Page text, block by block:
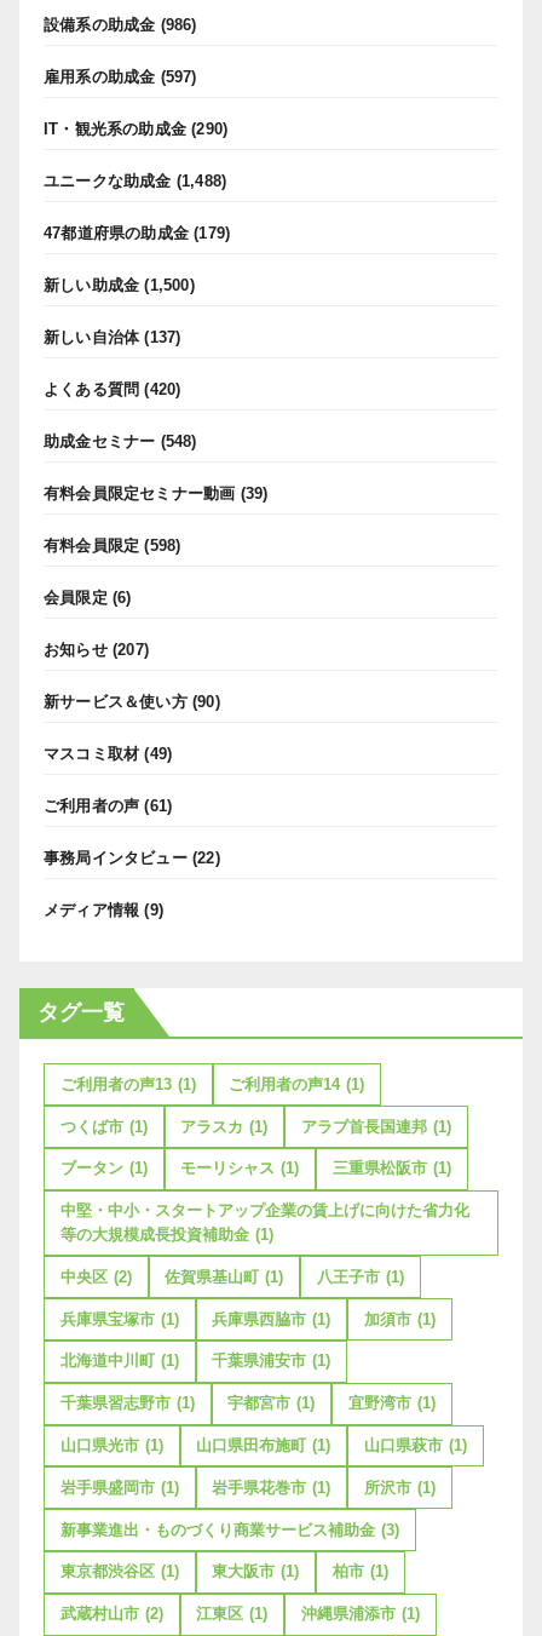
設備系の助成金 (986)
雇用系の助成金 (597)
IT・観光系の助成金 (290)
ユニークな助成金 (1,488)
47都道府県の助成金 (179)
新しい助成金 (1,500)
新しい自治体(137)
よくある質問 (420)
助成金セミナー (548)
有料会員限定セミナー動画 (39)
有料会員限定 (598)
会員限定 (6)
お知らせ(207)
新サービス＆使い方(90)
マスコミ取材 (49)
ご利用者の声 (61)
事務局インタビュー(22)
メディア情報 (9)
タグ一覧
ご利用者の声13 (1) ご利用者の声14 (1)
つくば市 (1) アラスカ (1) アラブ首長国連邦 (1)
ブータン (1) モーリシャス (1) 三重県松阪市 (1)
中堅・中小・スタートアップ企業の賃上げに向けた省力化
等の大規模成長投資補助金 (1)
中央区 (2) 佐賀県基山町 (1) 八王子市 (1)
兵庫県宝塚市 (1) 兵庫県西脇市 (1) 加須市 (1)
北海道中川町 (1) 千葉県浦安市 (1)
千葉県習志野市 (1) 宇都宮市 (1) 宜野湾市 (1)
山口県光市 (1) 山口県田布施町 (1) 山口県萩市 (1)
岩手県盛岡市 (1) 岩手県花巻市 (1) 所沢市 (1)
新事業進出・ものづくり商業サービス補助金 (3)
東京都渋谷区 (1) 東大阪市 (1) 柏市 (1)
武蔵村山市 (2) 江東区 (1) 沖縄県浦添市 (1)